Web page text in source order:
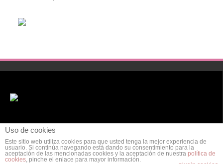
Uso de cookies
Este sitio web utiliza cookies para que usted tenga la mejor experiencia de
usuario. Si continúa navegando está dando su consentimiento para la
aceptación de las mencionadas cookies y la aceptación de nuestra política de
cookies, pinche el enlace para mayor información.